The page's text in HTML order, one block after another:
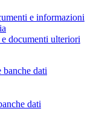
e informazioni
documenti ulteriori
banche dati
dati